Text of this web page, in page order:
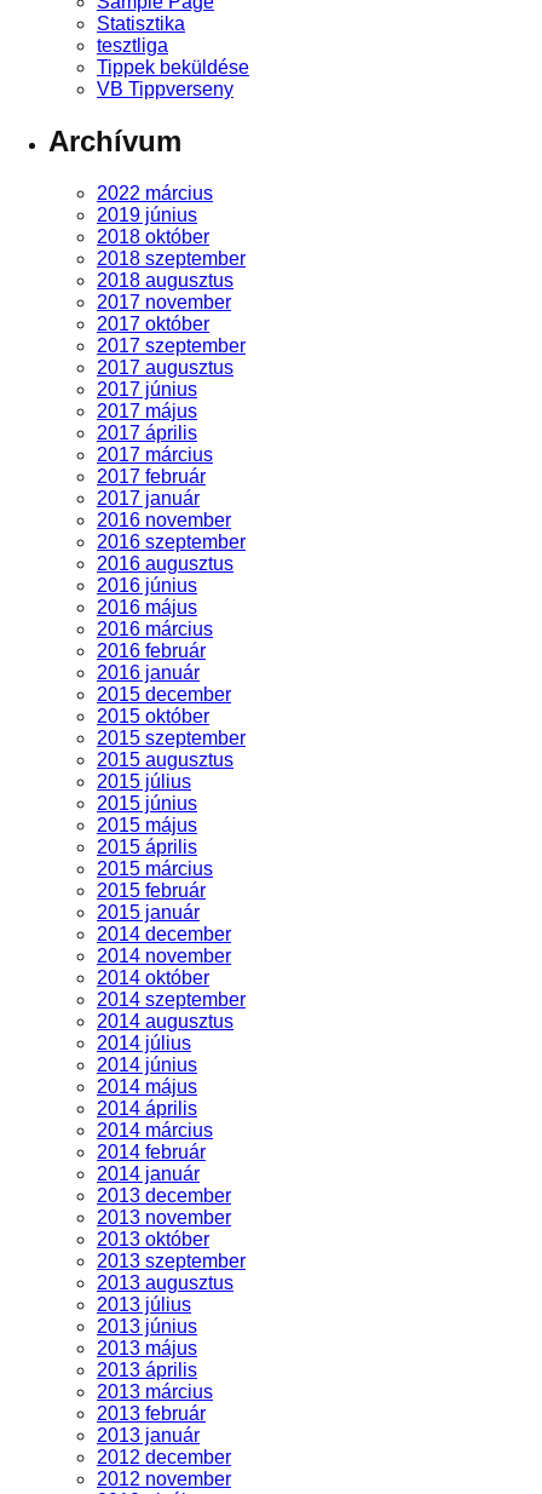
Statisztika
tesztliga
Tippek beküldése
VB Tippverseny
Archívum
2022 március
2019 június
2018 október
2018 szeptember
2018 augusztus
2017 november
2017 október
2017 szeptember
2017 augusztus
2017 június
2017 május
2017 április
2017 március
2017 február
2017 január
2016 november
2016 szeptember
2016 augusztus
2016 június
2016 május
2016 március
2016 február
2016 január
2015 december
2015 október
2015 szeptember
2015 augusztus
2015 július
2015 június
2015 május
2015 április
2015 március
2015 február
2015 január
2014 december
2014 november
2014 október
2014 szeptember
2014 augusztus
2014 július
2014 június
2014 május
2014 április
2014 március
2014 február
2014 január
2013 december
2013 november
2013 október
2013 szeptember
2013 augusztus
2013 július
2013 június
2013 május
2013 április
2013 március
2013 február
2013 január
2012 december
2012 november